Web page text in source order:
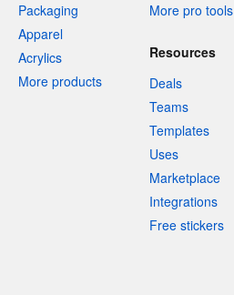
Packaging
Apparel
Acrylics
More products
More pro tools
Resources
Deals
Teams
Templates
Uses
Marketplace
Integrations
Free stickers